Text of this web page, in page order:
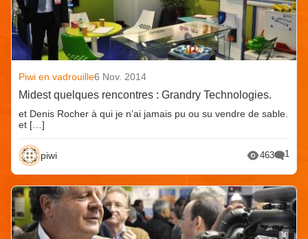
Piwi en vadrouille6 Nov. 2014
Midest quelques rencontres : Grandry Technologies.
et Denis Rocher à qui je n’ai jamais pu ou su vendre de sable.
et […]
piwi 463 1